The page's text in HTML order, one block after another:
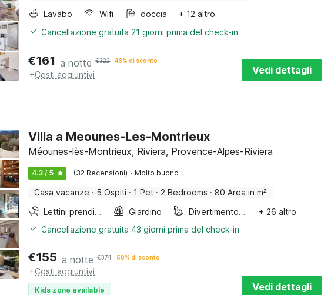
Lavabo
Wifi doccia
+ 12 altro
Cancellazione gratuita 21 giorni prima del check-in
€161 a notte €322 48% di sconto
+Costi aggiuntivi Vedi dettagli
Villa a Meounes-Les-Montrieux
Méounes-lès-Montrieux, Riviera, Provence-Alpes-Riviera
4.3 / 5 (32 Recensioni) · Molto buono
Casa vacanze · 5 Ospiti · 1 Pet · 2 Bedrooms · 80 Area in m²
Lettini prendisole
Giardino Divertimento per bambini
+ 26 altro
Cancellazione gratuita 43 giorni prima del check-in
€155 a notte €374 58% di sconto
+Costi aggiuntivi
Kids zone available Vedi dettagli